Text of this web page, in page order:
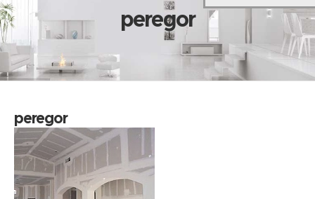
peregor
peregor